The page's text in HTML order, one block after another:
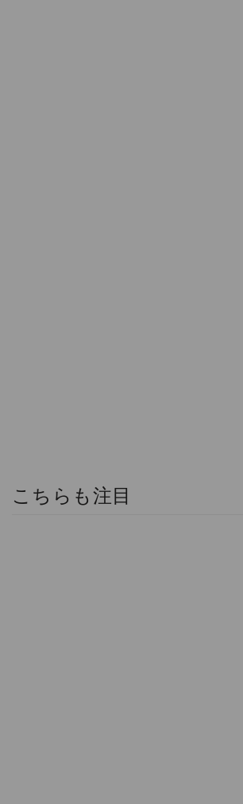
こちらも注目